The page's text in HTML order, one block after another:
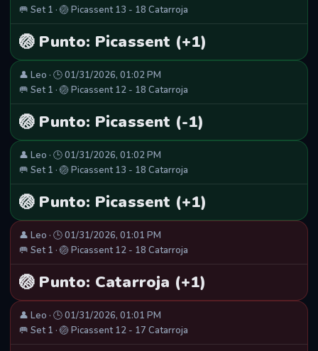
🥅 Set 1 · 🏐 Picassent 13 - 18 Catarroja
🏐 Punto: Picassent (+1)
👤 Leo · 🕒 01/31/2026, 01:02 PM
🥅 Set 1 · 🏐 Picassent 12 - 18 Catarroja
🏐 Punto: Picassent (-1)
👤 Leo · 🕒 01/31/2026, 01:02 PM
🥅 Set 1 · 🏐 Picassent 13 - 18 Catarroja
🏐 Punto: Picassent (+1)
👤 Leo · 🕒 01/31/2026, 01:01 PM
🥅 Set 1 · 🏐 Picassent 12 - 18 Catarroja
🏐 Punto: Catarroja (+1)
👤 Leo · 🕒 01/31/2026, 01:01 PM
🥅 Set 1 · 🏐 Picassent 12 - 17 Catarroja